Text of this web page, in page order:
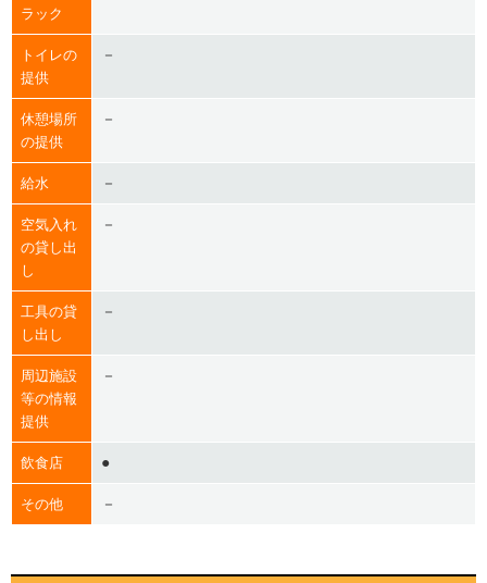
ラック
トイレの
提供
－
休憩場所
の提供
－
給水 －
空気入れ
の貸し出
し
－
工具の貸
し出し
－
周辺施設
等の情報
提供
－
飲食店 ●
その他 －